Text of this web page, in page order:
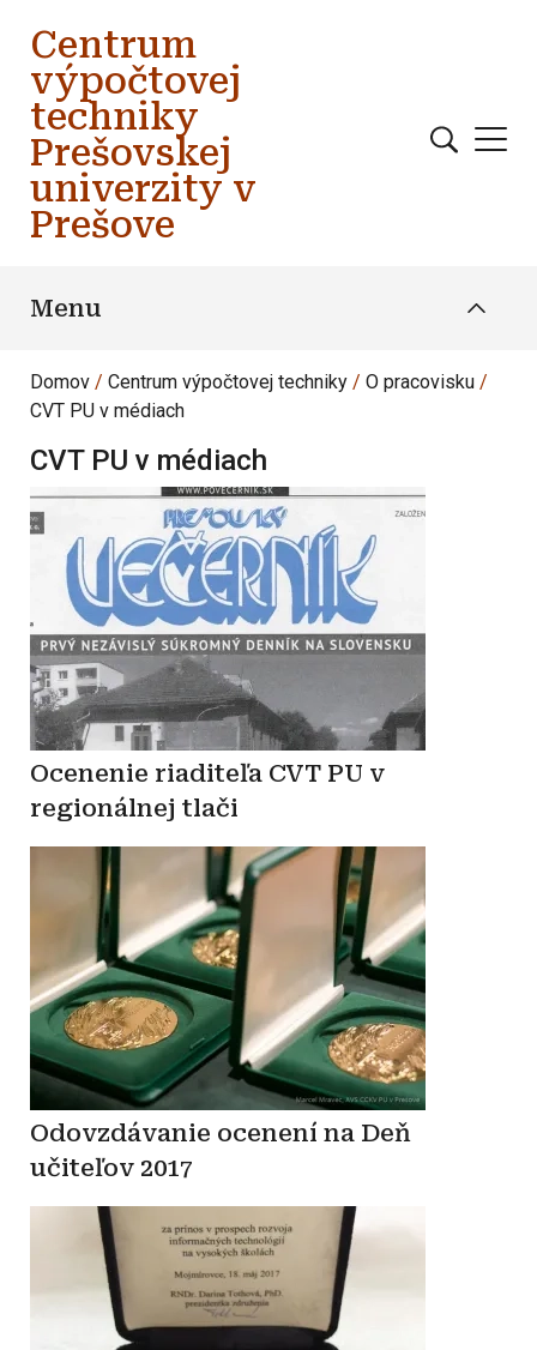
Centrum
výpočtovej
techniky
Prešovskej
univerzity v
Prešove
Menu
Domov Centrum výpočtovej techniky
O pracovisku
CVT PU v médiach
CVT PU v médiach
Ocenenie riaditeľa CVT PU v
regionálnej tlači
Odovzdávanie ocenení na Deň
učiteľov 2017